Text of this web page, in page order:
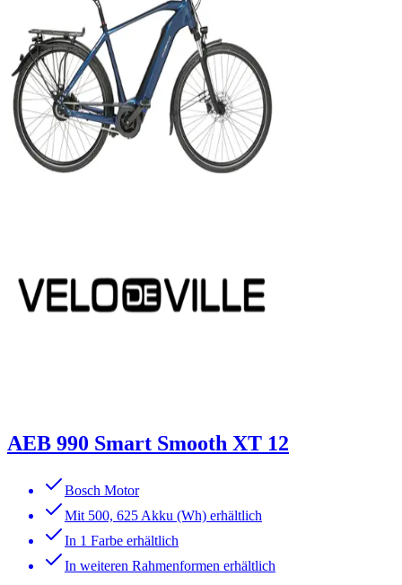
AEB 990 Smart Smooth XT 12
Bosch Motor
Mit 500, 625 Akku (Wh) erhältlich
In 1 Farbe erhältlich
In weiteren Rahmenformen erhältlich